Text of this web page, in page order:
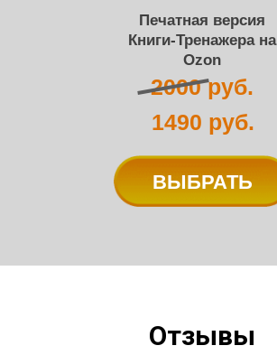
Печатная версия
Книги-Тренажера на
Ozon
1490 руб.
ВЫБРАТЬ
2000 руб.
Отзывы